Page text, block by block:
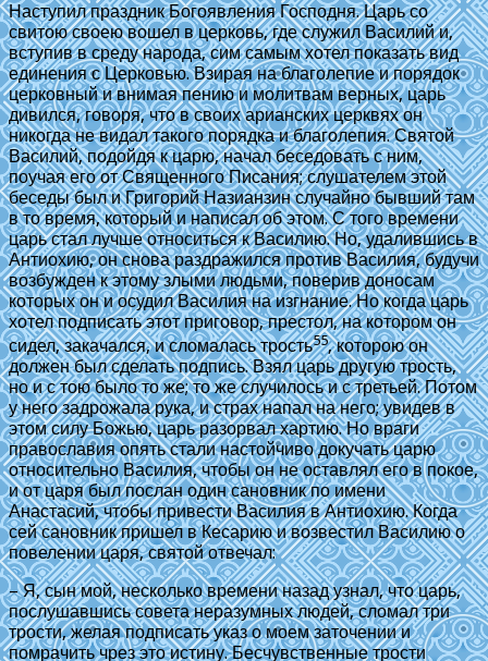
Наступил праздник Богоявления Господня. Царь со
свитою своею вошел в церковь, где служил Василий и,
вступив в среду народа, сим самым хотел показать вид
единения с Церковью. Взирая на благолепие и порядок
церковный и внимая пению и молитвам верных, царь
дивился, говоря, что в своих арианских церквях он
никогда не видал такого порядка и благолепия. Святой
Василий, подойдя к царю, начал беседовать с ним,
поучая его от Священного Писания; слушателем этой
беседы был и Григорий Назианзин случайно бывший там
в то время, который и написал об этом. С того времени
царь стал лучше относиться к Василию. Но, удалившись в
Антиохию, он снова раздражился против Василия, будучи
возбужден к этому злыми людьми, поверив доносам
которых он и осудил Василия на изгнание. Но когда царь
хотел подписать этот приговор, престол, на котором он
сидел, закачался, и сломалась трость55, которою он
должен был сделать подпись. Взял царь другую трость,
но и с тою было то же; то же случилось и с третьей. Потом
у него задрожала рука, и страх напал на него; увидев в
этом силу Божью, царь разорвал хартию. Но враги
православия опять стали настойчиво докучать царю
относительно Василия, чтобы он не оставлял его в покое,
и от царя был послан один сановник по имени
Анастасий, чтобы привести Василия в Антиохию. Когда
сей сановник пришел в Кесарию и возвестил Василию о
повелении царя, святой отвечал:
– Я, сын мой, несколько времени назад узнал, что царь,
послушавшись совета неразумных людей, сломал три
трости, желая подписать указ о моем заточении и
помрачить чрез это истину. Бесчувственные трости